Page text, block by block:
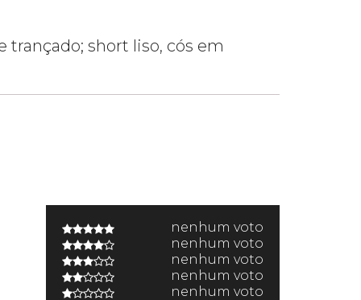
trançado; short liso, cós em
nenhum voto
nenhum voto
nenhum voto
nenhum voto
nenhum voto